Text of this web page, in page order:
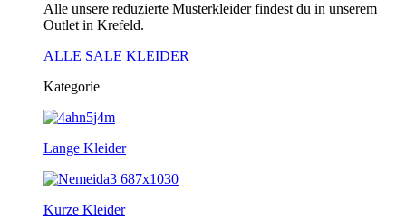
Alle unsere reduzierte Musterkleider findest du in unserem
Outlet in Krefeld.
ALLE SALE KLEIDER
Kategorie
Lange Kleider
Kurze Kleider